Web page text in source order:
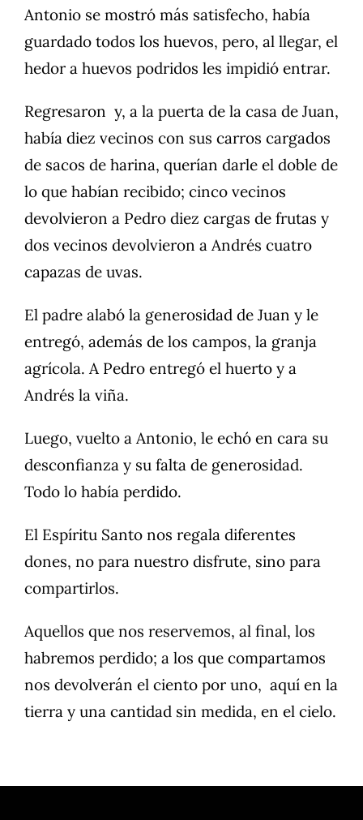
Antonio se mostró más satisfecho, había
guardado todos los huevos, pero, al llegar, el
hedor a huevos podridos les impidió entrar.
Regresaron y, a la puerta de la casa de Juan,
había diez vecinos con sus carros cargados
de sacos de harina, querían darle el doble de
lo que habían recibido; cinco vecinos
devolvieron a Pedro diez cargas de frutas y
dos vecinos devolvieron a Andrés cuatro
capazas de uvas.
El padre alabó la generosidad de Juan y le
entregó, además de los campos, la granja
agrícola. A Pedro entregó el huerto y a
Andrés la viña.
Luego, vuelto a Antonio, le echó en cara su
desconfianza y su falta de generosidad.
Todo lo había perdido.
El Espíritu Santo nos regala diferentes
dones, no para nuestro disfrute, sino para
compartirlos.
Aquellos que nos reservemos, al final, los
habremos perdido; a los que compartamos
nos devolverán el ciento por uno, aquí en la
tierra y una cantidad sin medida, en el cielo.